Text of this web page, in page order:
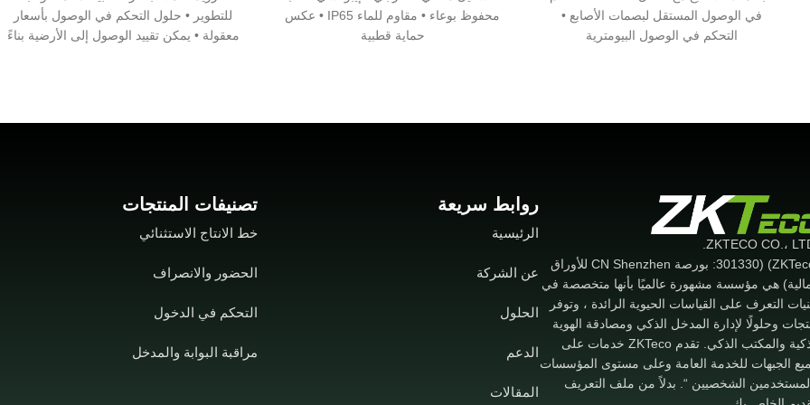
في الوصول المستقل لبصمات الأصابع •
التحكم في الوصول البيومترية
محفوظ بوعاء • مقاوم للماء IP65 • عكس
حماية قطبية
للتطوير • حلول التحكم في الوصول بأسعار
معقولة • يمكن تقييد الوصول إلى الأرضية بناءً
تصنيفات المنتجات
خط الانتاج الاستثنائي
الحضور والانصراف
التحكم في الدخول
مراقبة البوابة والمدخل
روابط سريعة
الرئيسية
عن الشركة
الحلول
الدعم
المقالات
(ZKTeco) (301330: بورصة CN Shenzhen للأوراق
هي مؤسسة مشهورة عالميًا بأنها متخصصة في
التعرف على القياسات الحيوية الرائدة ، وتوفر
وحلولًا لإدارة المدخل الذكي ومصادقة الهوية
الذكية والمكتب الذكي. تقدم ZKTeco خدمات على
الجبهات للخدمة العامة وعلى مستوى المؤسسات
الشخصيين “. بدلاً من ملف التعريف